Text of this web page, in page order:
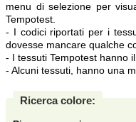
menu di selezione per
Tempotest.
- I codici riportati per i
dovesse mancare qualche
- I tessuti Tempotest hanno
- Alcuni tessuti, hanno una
Ricerca colore: